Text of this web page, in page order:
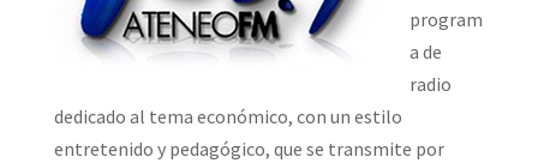
program
a de
radio
dedicado al tema económico, con un estilo
entretenido y pedagógico, que se transmite por